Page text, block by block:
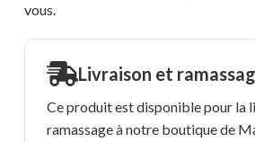
vous.
Livraison et
Ce produit est disponible pour la
ramassage à notre boutique de